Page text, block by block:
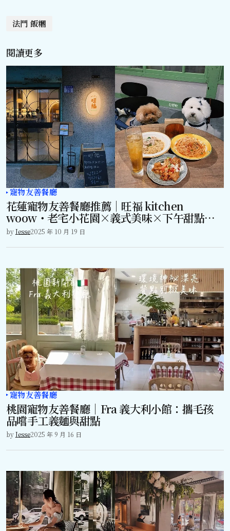
法鬥 飯糰
閱讀更多
寵物友善餐廳
花蓮寵物友善餐廳推薦｜旺福 kitchen
woow・老宅小花園×義式美味×下午甜點時
光
byJesse2025 年 10 月 19 日
寵物友善餐廳
桃園寵物友善餐廳｜Fra 義大利小館：攜毛孩
品嚐手工義麵與甜點
byJesse2025 年 9 月 16 日